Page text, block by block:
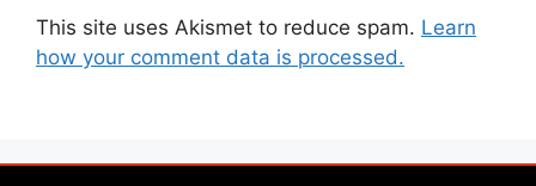
This site uses Akismet to reduce spam. Learn
how your comment data is processed.